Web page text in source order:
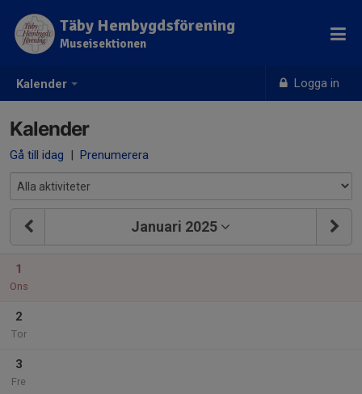
Kalender Logga in
Täby Hembygdsförening
Museisektionen
Kalender
Gå till idag | Prenumerera
Januari 2025
1
Ons
2
Tor
3
Fre